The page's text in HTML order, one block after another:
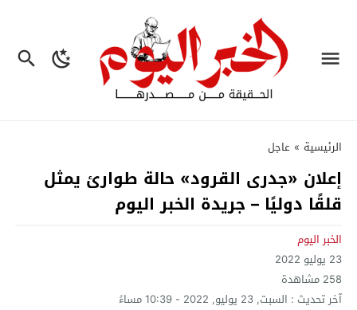
الرئيسية » عاجل
إعلان «جدرى القرود» حالة طوارئ يمثل
قلقًا دوليًا – جريدة الخبر اليوم
الخبر اليوم
23 يوليو 2022
258 مشاهدة
آخر تحديث : السبت, 23 يوليو, 2022 - 10:39 مساءً